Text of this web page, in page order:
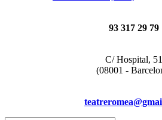
93 317 29 79
C/ Hospital, 51
(08001 -